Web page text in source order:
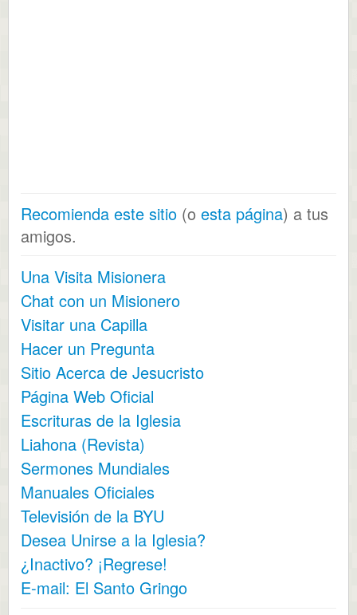
Recomienda este sitio (o esta página) a tus
amigos.
Una Visita Misionera
Chat con un Misionero
Visitar una Capilla
Hacer un Pregunta
Sitio Acerca de Jesucristo
Página Web Oficial
Escrituras de la Iglesia
Liahona (Revista)
Sermones Mundiales
Manuales Oficiales
Televisión de la BYU
Desea Unirse a la Iglesia?
¿Inactivo? ¡Regrese!
E-mail: El Santo Gringo